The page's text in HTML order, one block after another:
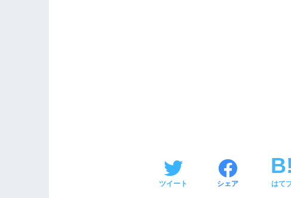
ツイート シェア はて